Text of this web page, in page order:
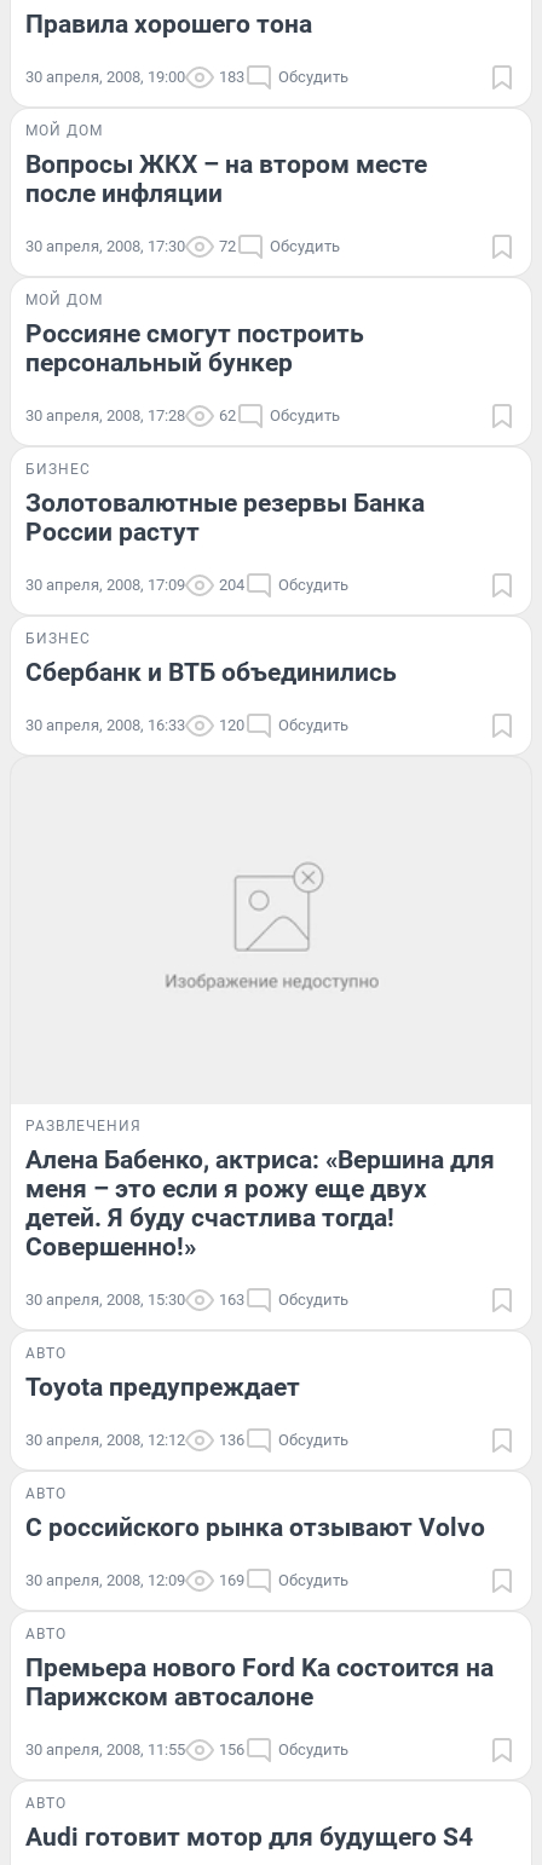
Правила хорошего тона
30 апреля, 2008, 19:00 183 Обсудить
МОЙ ДОМ
Вопросы ЖКХ – на втором месте
после инфляции
30 апреля, 2008, 17:30 72 Обсудить
МОЙ ДОМ
Россияне смогут построить
персональный бункер
30 апреля, 2008, 17:28 62 Обсудить
БИЗНЕС
Золотовалютные резервы Банка
России растут
30 апреля, 2008, 17:09 204 Обсудить
БИЗНЕС
Сбербанк и ВТБ объединились
30 апреля, 2008, 16:33 120 Обсудить
РАЗВЛЕЧЕНИЯ
Алена Бабенко, актриса: «Вершина для
меня – это если я рожу еще двух
детей. Я буду счастлива тогда!
Совершенно!»
30 апреля, 2008, 15:30 163 Обсудить
АВТО
Toyota предупреждает
30 апреля, 2008, 12:12 136 Обсудить
АВТО
С российского рынка отзывают Volvo
30 апреля, 2008, 12:09 169 Обсудить
АВТО
Премьера нового Ford Ka состоится на
Парижском автосалоне
30 апреля, 2008, 11:55 156 Обсудить
АВТО
Audi готовит мотор для будущего S4